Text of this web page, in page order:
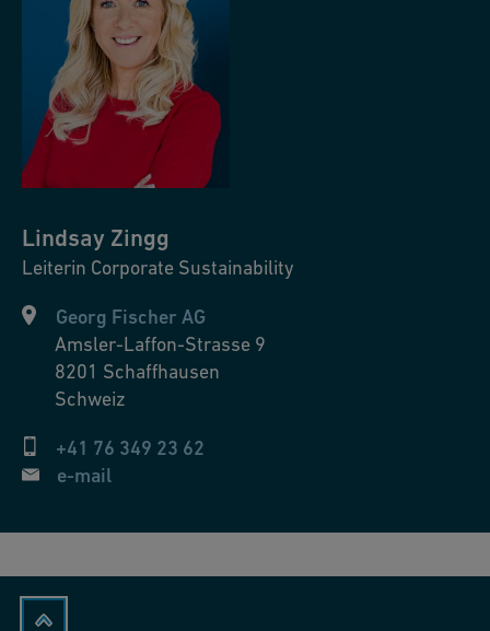
Lindsay Zingg
Leiterin Corporate Sustainability
Georg Fischer AG
Amsler-Laffon-Strasse 9
8201 Schaffhausen
Schweiz
+41 76 349 23 62
e-mail